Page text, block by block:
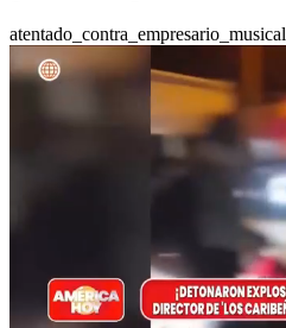
atentado_contra_empresario_musical